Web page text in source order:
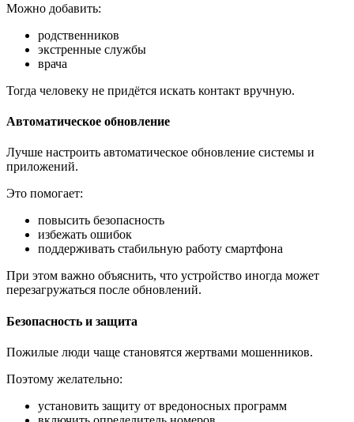
Можно добавить:
родственников
экстренные службы
врача
Тогда человеку не придётся искать контакт вручную.
Автоматическое обновление
Лучше настроить автоматическое обновление системы и
приложений.
Это помогает:
повысить безопасность
избежать ошибок
поддерживать стабильную работу смартфона
При этом важно объяснить, что устройство иногда может
перезагружаться после обновлений.
Безопасность и защита
Пожилые люди чаще становятся жертвами мошенников.
Поэтому желательно:
установить защиту от вредоносных программ